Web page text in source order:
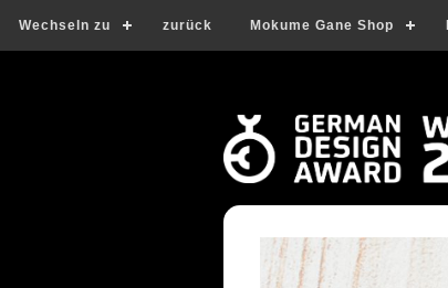
Wechseln zu zurück Mokume Gane Shop